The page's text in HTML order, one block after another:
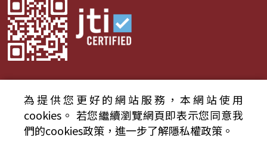
© 2024財團法人中央廣播電臺 版權所有
資通安全政策聲明
服務條款 隱私權條款
為提供您更好的網站服務，本網站使用
cookies。 若您繼續瀏覽網頁即表示您同意我
們的cookies政策，進一步了解隱私權政策。